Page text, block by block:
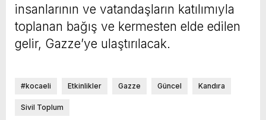
insanlarının ve vatandaşların katılımıyla
toplanan bağış ve kermesten elde edilen
gelir, Gazze’ye ulaştırılacak.
#kocaeli Etkinlikler Gazze Güncel Kandıra
Sivil Toplum